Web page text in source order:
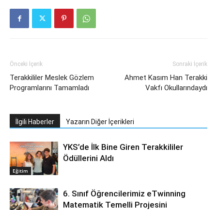
Önceki İçerik
Terakkililer Meslek Gözlem
Programlarını Tamamladı
Sonraki İçerik
Ahmet Kasım Han Terakki
Vakfı Okullarındaydı
İlgili Haberler Yazarın Diğer İçerikleri
Eğitim
YKS’de İlk Bine Giren Terakkililer
Ödüllerini Aldı
6. Sınıf Öğrencilerimiz eTwinning
Matematik Temelli Projesini